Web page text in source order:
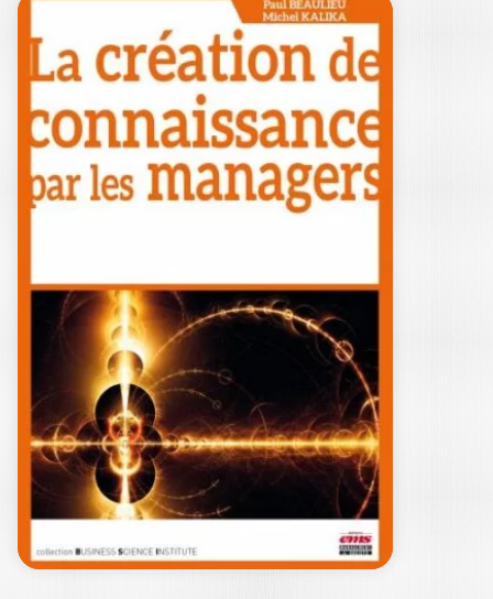
LE PROJET DE
THÈSE DE DBA
PAUL BEAULIEU|MICHEL KALIKA
-- OUVRAGE LABELLISÉ FNEGE 2018 --
La thèse rédigée dans le cadre
d’un Doctorate in…
22,00 €